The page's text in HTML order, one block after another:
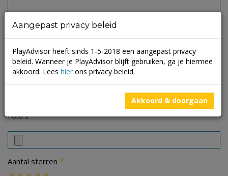
Foto's
Aantal sterren *
Aangepast privacy beleid
PlayAdvisor heeft sinds 1-5-2018 een aangepast privacy
beleid. Wanneer je PlayAdvisor blijft gebruiken, ga je hiermee
akkoord. Lees hier ons privacy beleid.
Akkoord & doorgaan